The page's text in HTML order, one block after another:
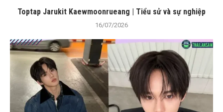
Toptap Jarukit Kaewmoonrueang | Tiểu sử và sự nghiệp
16/07/2026